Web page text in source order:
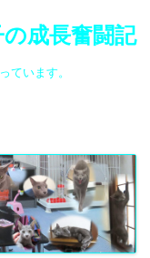
成長奮闘記
ています。